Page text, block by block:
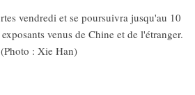
vendredi et se poursuivra jusqu'au 10
venus de Chine et de l'étranger.
(Photo : Xie Han)